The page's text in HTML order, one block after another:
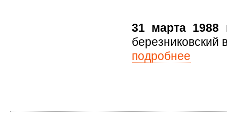
31 марта 1988
березниковский
подробнее